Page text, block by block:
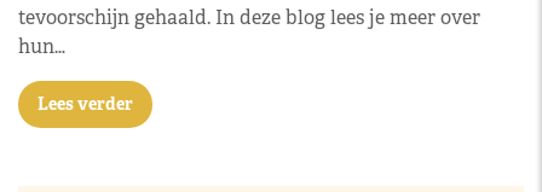
tevoorschijn gehaald. In deze blog lees je meer over
hun…
Lees verder